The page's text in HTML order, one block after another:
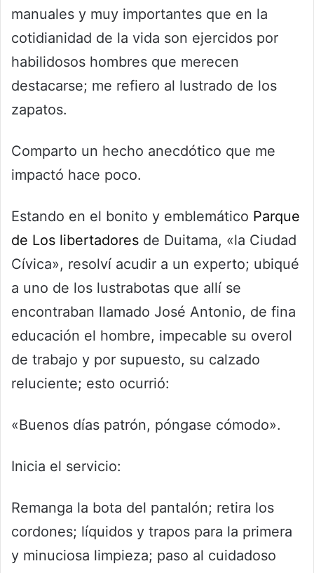
manuales y muy importantes que en la
cotidianidad de la vida son ejercidos por
habilidosos hombres que merecen
destacarse; me refiero al lustrado de los
zapatos.
Comparto un hecho anecdótico que me
impactó hace poco.
Estando en el bonito y emblemático Parque
de Los libertadores de Duitama, «la Ciudad
Cívica», resolví acudir a un experto; ubiqué
a uno de los lustrabotas que allí se
encontraban llamado José Antonio, de fina
educación el hombre, impecable su overol
de trabajo y por supuesto, su calzado
reluciente; esto ocurrió:
«Buenos días patrón, póngase cómodo».
Inicia el servicio:
Remanga la bota del pantalón; retira los
cordones; líquidos y trapos para la primera
y minuciosa limpieza; paso al cuidadoso